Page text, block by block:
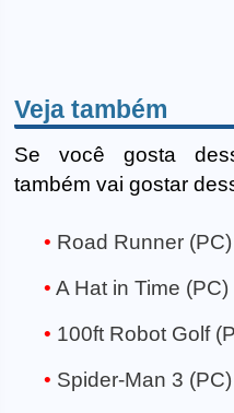
Veja também
Se você gosta
também vai gostar
Road Runner (PC)
A Hat in Time (PC)
100ft Robot Golf
Spider-Man 3 (PC)